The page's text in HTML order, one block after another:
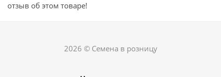
отзыв об этом товаре!
2026 © Семена в розницу